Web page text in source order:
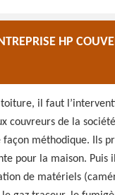
HP
il faut
couvreurs de la
méthodique. Ils
pour la maison. Puis
de matériels